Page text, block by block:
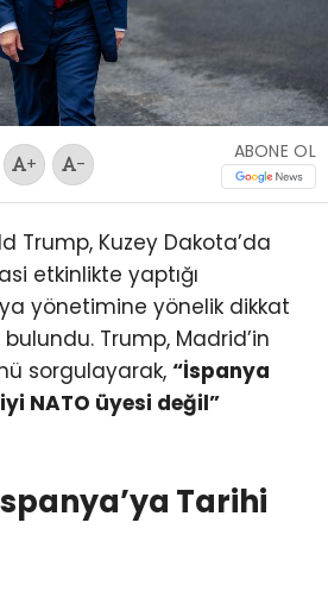
+ -
ABONE OL
Trump, Kuzey Dakota’da
etkinlikte yaptığı
yönetimine yönelik dikkat
Trump, Madrid’in
sorgulayarak, “İspanya
NATO üyesi değil”
Tarihi